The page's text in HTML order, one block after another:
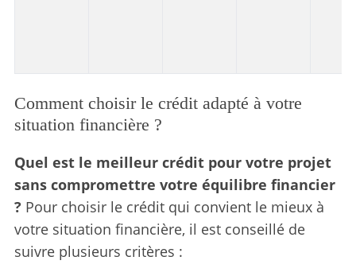
Comment choisir le crédit adapté à votre
situation financière ?
Quel est le meilleur crédit pour votre projet
sans compromettre votre équilibre financier
? Pour choisir le crédit qui convient le mieux à
votre situation financière, il est conseillé de
suivre plusieurs critères :